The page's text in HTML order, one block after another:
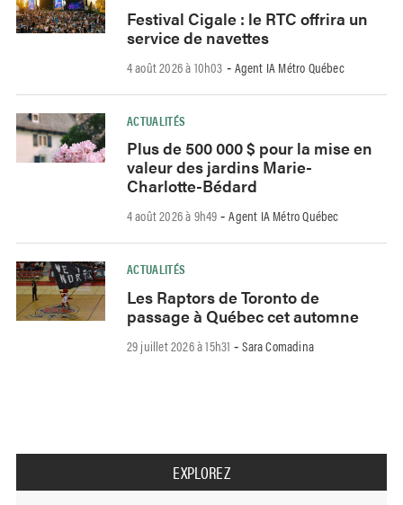
Festival Cigale : le RTC offrira un
service de navettes
4 août 2026 à 10h03 - Agent IA Métro Québec
ACTUALITÉS
Plus de 500 000 $ pour la mise en
valeur des jardins Marie-
Charlotte-Bédard
4 août 2026 à 9h49 -Agent IA Métro Québec
ACTUALITÉS
Les Raptors de Toronto de
passage à Québec cet automne
29 juillet 2026 à 15h31 -Sara Comadina
EXPLOREZ